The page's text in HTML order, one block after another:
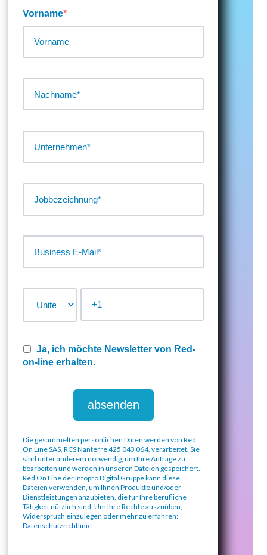
Vorname*
Ja, ich möchte Newsletter von Red-
on-line erhalten.
Die gesammelten persönlichen Daten werden von Red
On Line SAS, RCS Nanterre 425 043 064, verarbeitet. Sie
sind unter anderem notwendig, um Ihre Anfrage zu
bearbeiten und werden in unseren Dateien gespeichert.
Red On Line der Infopro Digital Gruppe kann diese
Dateien verwenden, um Ihnen Produkte und/oder
Dienstleistungen anzubieten, die für Ihre berufliche
Tätigkeit nützlich sind. Um Ihre Rechte auszuüben,
Widerspruch einzulegen oder mehr zu erfahren:
Datenschutzrichtlinie